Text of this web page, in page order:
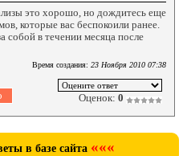
это хорошо, но дождитесь еще
которые вас беспокоили ранее.
собой в течении месяца после
Время создания: 23 Ноября 2010 07:38
Оценок: 0
в базе сайта «««